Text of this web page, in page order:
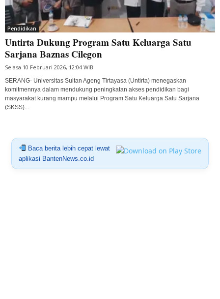
Pendidikan
Untirta Dukung Program Satu Keluarga Satu
Sarjana Baznas Cilegon
Selasa 10 Februari 2026, 12:04 WIB
SERANG- Universitas Sultan Ageng Tirtayasa (Untirta) menegaskan
komitmennya dalam mendukung peningkatan akses pendidikan bagi
masyarakat kurang mampu melalui Program Satu Keluarga Satu Sarjana
(SKSS)...
Baca berita lebih cepat lewat
aplikasi BantenNews.co.id